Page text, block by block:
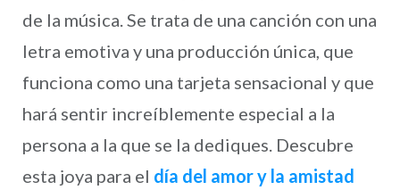
de la música. Se trata de una canción con una
letra emotiva y una producción única, que
funciona como una tarjeta sensacional y que
hará sentir increíblemente especial a la
persona a la que se la dediques. Descubre
esta joya para el día del amor y la amistad